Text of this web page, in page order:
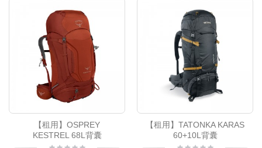
【租用】OSPREY
KESTREL 68L背囊
【租用】TATONKA KARAS
60+10L背囊